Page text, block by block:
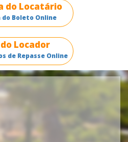
do Locatário
do Boleto Online
Locador
de Repasse Online